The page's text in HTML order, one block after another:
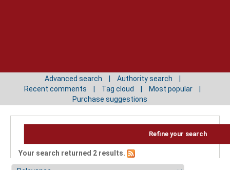
Advanced search
Authority search
Recent comments
Tag cloud
Most popular
Purchase suggestions
Refine your search
Your search returned 2 results.